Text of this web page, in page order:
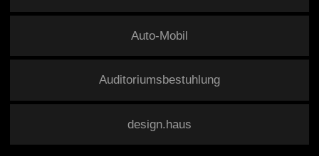
Auto-Mobil
Auditoriumsbestuhlung
design.haus